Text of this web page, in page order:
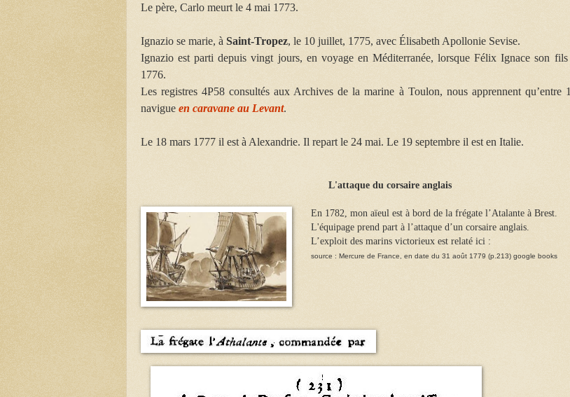
Le père, Carlo meurt le 4 mai 1773.
Ignazio se marie, à Saint-Tropez, le 10 juillet, 1775, avec Élisabeth Apollonie Sevise.
Ignazio est parti depuis vingt jours, en voyage en Méditerranée, lorsque Félix Ignace son
1776.
Les registres4P58 consultés aux Archives de la marine à Toulon, nous apprennent qu’entre
navigue en caravane au Levant.
Le 18 mars 1777 il est à Alexandrie. Il repart le 24 mai. Le 19 septembre il est en Italie.
L'attaque du corsaire anglais
En 1782, mon aïeul est à bord de la frégate l’Atalanteà Brest.
L'équipage prend part à l’attaque d’un corsaire anglais.
L’exploit des marins victorieux est relaté ici :
source :Mercure de France,en date du 31 août 1779 (p.213) google books